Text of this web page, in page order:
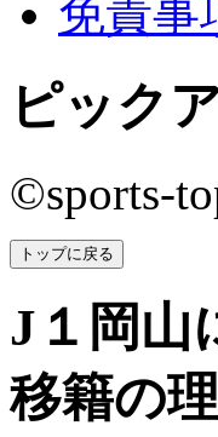
免責事
ピック
©sports-
トップに戻る
J１岡山
移籍の